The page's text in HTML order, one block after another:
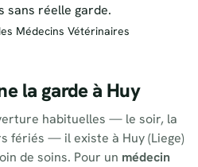
sans réelle garde.
Médecins Vétérinaires
la garde à Huy
habituelles — le soir, la
fériés — il existe à Huy (Liege)
de soins. Pour un médecin